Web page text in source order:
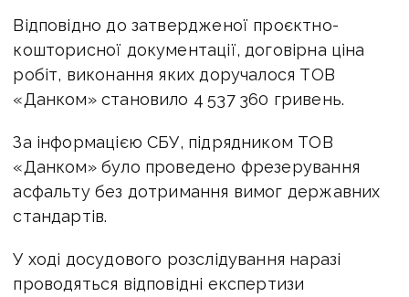
Відповідно до затвердженої проєктно-
кошторисної документації, договірна ціна
робіт, виконання яких доручалося ТОВ
«Данком» становило 4 537 360 гривень.
За інформацією СБУ, підрядником ТОВ
«Данком» було проведено фрезерування
асфальту без дотримання вимог державних
стандартів.
У ході досудового розслідування наразі
проводяться відповідні експертизи